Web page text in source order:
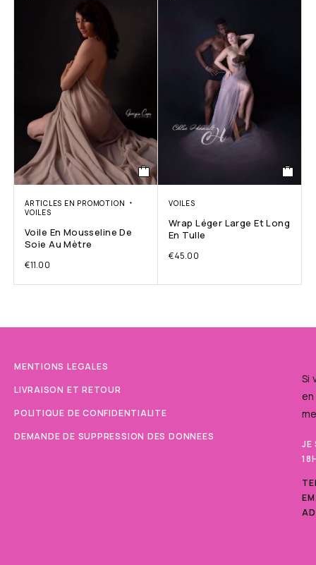
ARTICLES EN PROMOTION
VOILES
Voile En Mousseline De
Soie Au Mètre
€11.00
VOILES
Wrap Léger Large Et Long
En Tulle
€45.00
MENTIONS LEGALES
LIVRAISON ET RETOUR
POLITIQUE DE CONFIDENTIALITE
DEMANDE DE SUPPRESSION DES DONNEES
Si
JE